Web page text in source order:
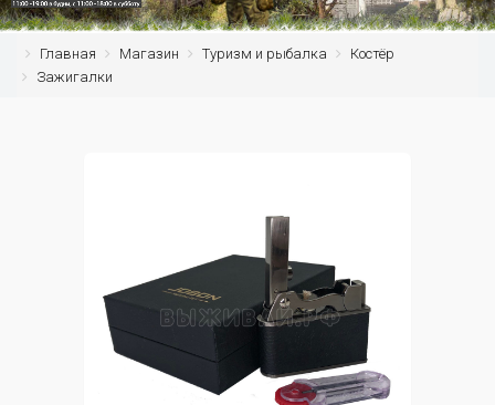
Главная Магазин Туризм и рыбалка
Костёр
Зажигалки